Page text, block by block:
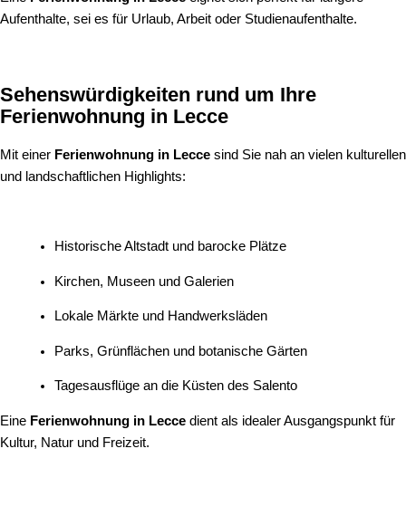
Aufenthalte, sei es für Urlaub, Arbeit oder Studienaufenthalte.
Sehenswürdigkeiten rund um Ihre
Ferienwohnung in Lecce
Mit einer Ferienwohnung in Lecce sind Sie nah an vielen kulturellen
und landschaftlichen Highlights:
Historische Altstadt und barocke Plätze
Kirchen, Museen und Galerien
Lokale Märkte und Handwerksläden
Parks, Grünflächen und botanische Gärten
Tagesausflüge an die Küsten des Salento
Eine Ferienwohnung in Lecce dient als idealer Ausgangspunkt für
Kultur, Natur und Freizeit.